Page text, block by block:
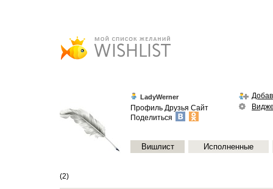
LadyWerner
Профиль Друзья Сайт
Поделиться
Вишлист Исполненные
(2)